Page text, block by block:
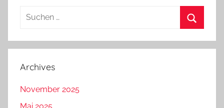
Suchen
Archives
November 2025